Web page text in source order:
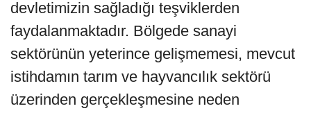
devletimizin sağladığı teşviklerden
faydalanmaktadır. Bölgede sanayi
sektörünün yeterince gelişmemesi, mevcut
istihdamın tarım ve hayvancılık sektörü
üzerinden gerçekleşmesine neden